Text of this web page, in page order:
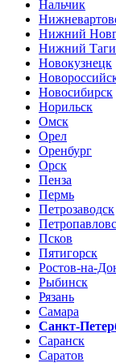
Нальчик
Нижний
Нижний
Новокузнецк
Новосибирск
Норильск
Омск
Орел
Оренбург
Орск
Пенза
Пермь
Петрозаводск
Псков
Пятигорск
Ростов-на-
Рыбинск
Рязань
Самара
Санкт-
Саранск
Саратов